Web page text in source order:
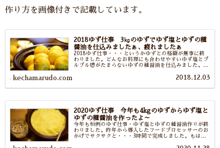
作り方を画像付きで記載しています。
2018ゆず仕事 3㎏のゆずでゆず塩とゆずの種
醤油を仕込みましたぁ、疲れましたぁ
2018ゆず仕事・・・というかゆずとの格闘が無事に終
わりました。どんなお料理にも合わせやすいゆず塩とプ
ルプル感がたまらないゆずの種醤油を仕込みました。こ
写真と共にお伝えします。皆様もぜひゆず塩作りしてみ
kechamarudo.com 2018.12.03
2020ゆず仕事 今年も4kgのゆずからゆず塩と
ゆずの種醤油を作ったよ～
今年も恒例のゆず仕事・ゆず塩とゆずの種醤油作りが終
わりました。昨年から導入したフードプロセッサーのお
かげでサクサクと・・・3時間で完成しました。もはや